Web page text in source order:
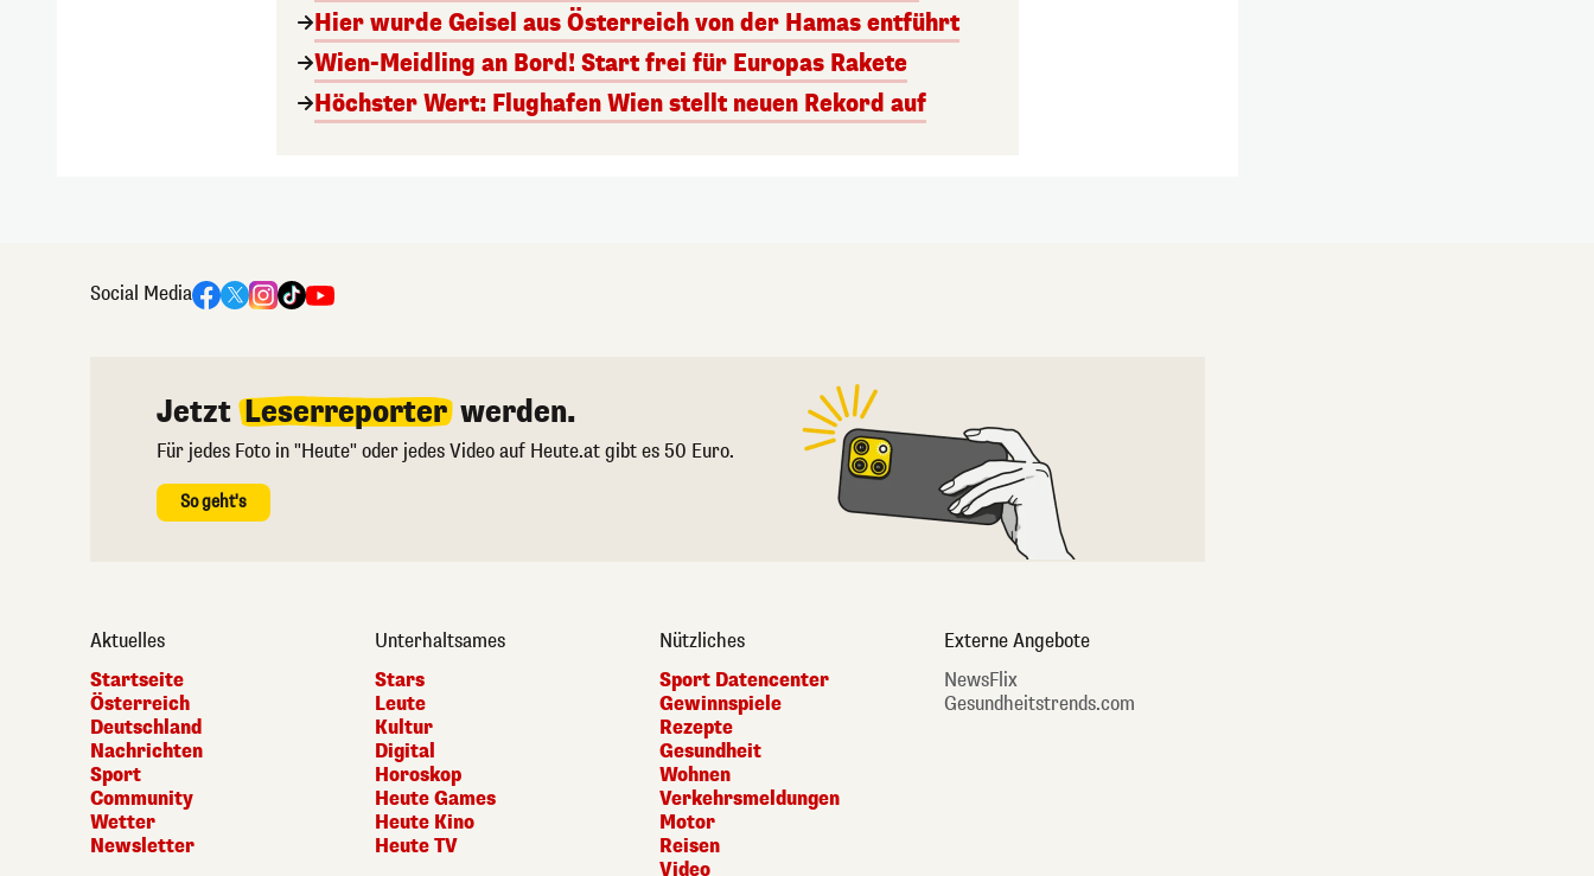
Hier wurde Geisel aus Österreich von der Hamas entführt
Wien-Meidling an Bord! Start frei für Europas Rakete
Höchster Wert: Flughafen Wien stellt neuen Rekord auf
Social Media
Jetzt Leserreporter werden.
Für jedes Foto in "Heute" oder jedes Video auf Heute.at gibt es 50 Euro.
So geht's
Aktuelles
Startseite
Österreich
Deutschland
Nachrichten
Sport
Community
Wetter
Newsletter
Unterhaltsames
Stars
Leute
Kultur
Digital
Horoskop
Heute Games
Heute Kino
Heute TV
Nützliches
Sport Datencenter
Gewinnspiele
Rezepte
Gesundheit
Wohnen
Verkehrsmeldungen
Motor
Reisen
Video
Externe Angebote
NewsFlix
Gesundheitstrends.com